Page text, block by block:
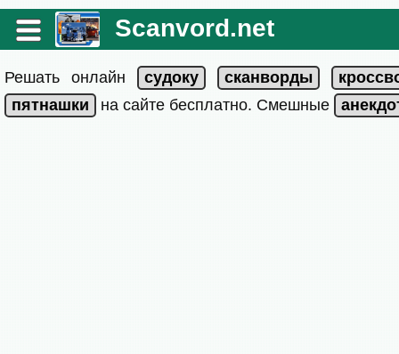
Scanvord.net
Решать онлайн
на сайте бесплатно. Смешные